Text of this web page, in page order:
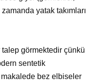
yatak takımları
görmektedir çünkü
sentetik
makalede bez elbiseler